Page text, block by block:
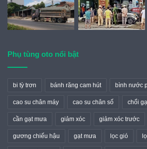
Phụ tùng oto nổi bật
bi tỳ trơn bánh răng cam hút bình nước
cao su chân máy cao su chân số chổi
cần gạt mưa giảm xóc giảm xóc trước
gương chiếu hậu gạt mưa lọc gió